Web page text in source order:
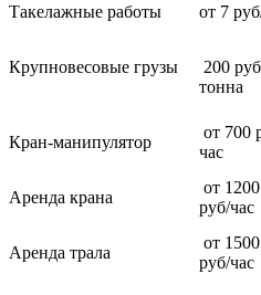
Такелажные работы от 7
Крупновесовые грузы
200
тонна
Кран-манипулятор
от 700
час
Аренда крана
от 1200
руб/час
Аренда трала
от 1500
руб/час